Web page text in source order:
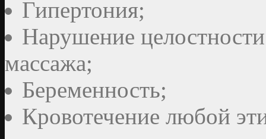
Гипертония;
Нарушение
массажа;
Беременность;
Кровотечение любой